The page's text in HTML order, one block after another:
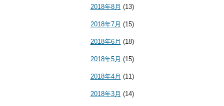
2018年8月 (13)
2018年7月 (15)
2018年6月 (18)
2018年5月 (15)
2018年4月 (11)
2018年3月 (14)